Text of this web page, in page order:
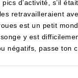
d’activité, s’il
retravailleraient
est un petit
y est
négatifs, passe ton